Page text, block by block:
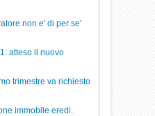
non e' di per se'
atteso il nuovo
trimestre va richiesto
immobile eredi.